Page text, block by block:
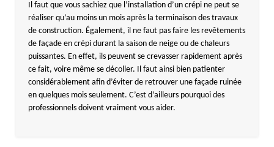
Il faut que vous sachiez que l’installation d’un crépi ne peut se
réaliser qu’au moins un mois après la terminaison des travaux
de construction. Également, il ne faut pas faire les revêtements
de façade en crépi durant la saison de neige ou de chaleurs
puissantes. En effet, ils peuvent se crevasser rapidement après
ce fait, voire même se décoller. Il faut ainsi bien patienter
considérablement afin d’éviter de retrouver une façade ruinée
en quelques mois seulement. C’est d’ailleurs pourquoi des
professionnels doivent vraiment vous aider.